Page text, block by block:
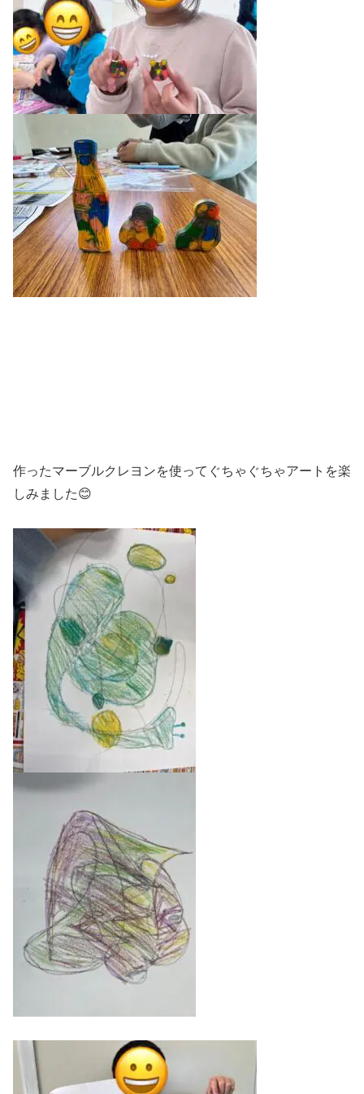
作ったマーブルクレヨンを使ってぐちゃぐちゃアートを楽
しみました😊